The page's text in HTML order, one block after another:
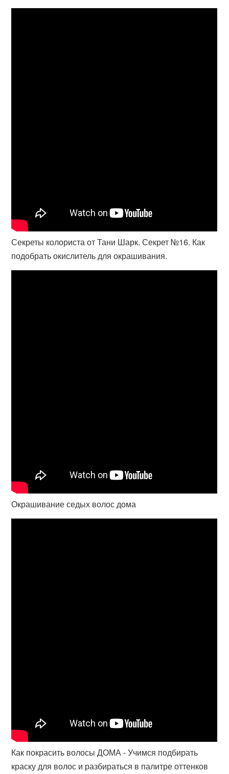
Секреты колориста от Тани Шарк. Секрет №16. Как
подобрать окислитель для окрашивания.
Окрашивание седых волос дома
Как покрасить волосы ДОМА - Учимся подбирать
краску для волос и разбираться в палитре оттенков